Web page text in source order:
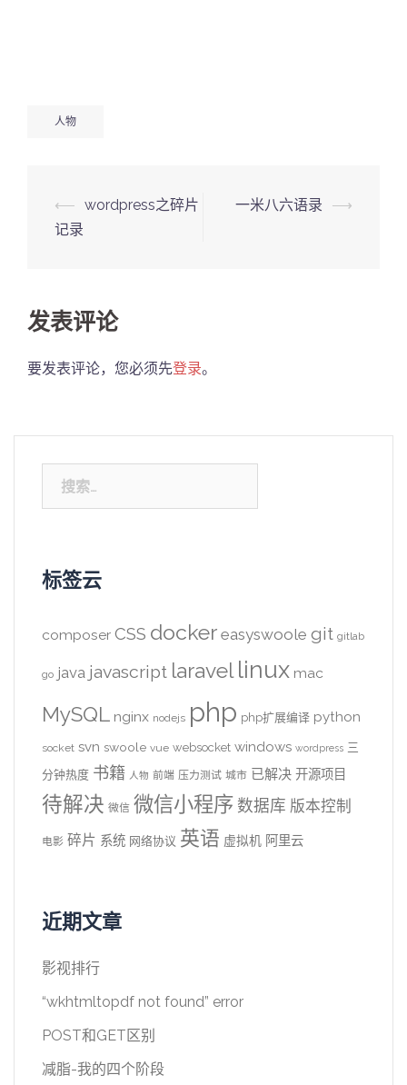
人物
Post
navigation
⟵ wordpress之碎片
记录
一米八六语录 ⟶
发表评论
要发表评论，您必须先登录。
索：
标签云
composer CSS docker easyswoole git gitlab
go java javascript laravel linux mac
MySQL nginx nodejs php php扩展编译 python
socket svn swoole vue websocket windows wordpress 三
分钟热度 书籍 人物 前端 压力测试 城市 已解决 开源项目
待解决 微信 微信小程序 数据库 版本控制
电影 碎片 系统 网络协议 英语 虚拟机 阿里云
近期文章
影视排行
“wkhtmltopdf not found” error
POST和GET区别
减脂-我的四个阶段